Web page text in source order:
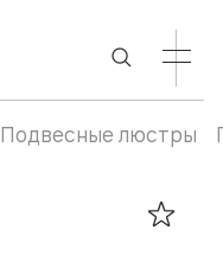
Подвесные люстры